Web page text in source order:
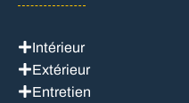
Intérieur
Extérieur
Entretien